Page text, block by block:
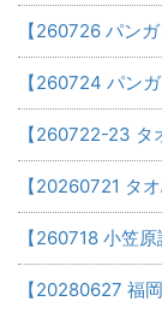
【260726 パンガ
【260724 パンガ
【260722-23 タ
【20260721 タオ
【260718 小笠原
【20280627 福岡